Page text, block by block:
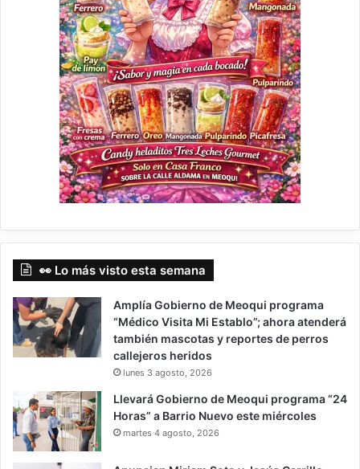
👀 Lo más visto esta semana
Amplía Gobierno de Meoqui programa
“Médico Visita Mi Establo”; ahora atenderá
también mascotas y reportes de perros
callejeros heridos
lunes 3 agosto, 2026
Llevará Gobierno de Meoqui programa “24
Horas” a Barrio Nuevo este miércoles
martes 4 agosto, 2026